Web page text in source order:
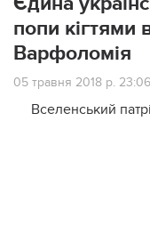
попи кігтями
Варфоломія
05 травня 2018 р. 23:06
Вселенський